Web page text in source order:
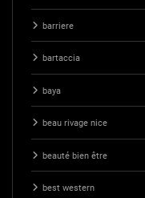
barriere
bartaccia
baya
beau rivage nice
beauté bien être
best western